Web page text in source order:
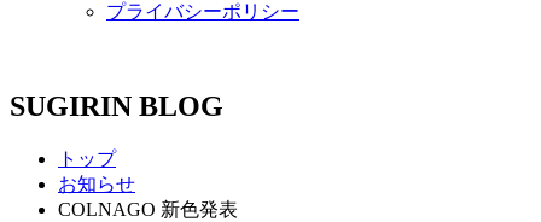
プライバシーポリシー
SUGIRIN BLOG
トップ
お知らせ
COLNAGO 新色発表